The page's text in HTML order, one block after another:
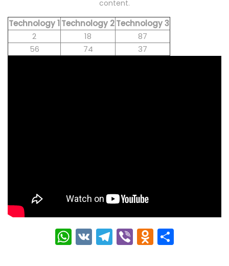
content.
Technology 1Technology 2Technology 3
2
18
87
56
74 37
W
h
V
K
T
el
Vi
b
O
d